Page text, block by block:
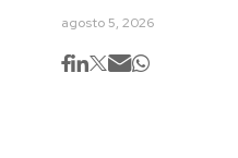
agosto 5, 2026